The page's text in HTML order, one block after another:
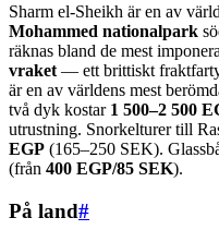
Sharm el-Sheikh är en av
Mohammed nationalpark
räknas bland de mest
vraket — ett brittiskt
är en av världens mest
två dyk kostar 1 500–2 500
utrustning. Snorkelturer till
EGP (165–250 SEK).
(från 400 EGP/85 SEK).
På land#